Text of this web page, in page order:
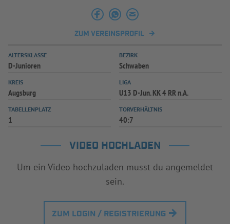
ZUM VEREINSPROFIL
ALTERSKLASSE
D-Junioren
BEZIRK
Schwaben
KREIS
Augsburg
LIGA
U13 D-Jun. KK 4 RR n.A.
TABELLENPLATZ
1
TORVERHÄLTNIS
40:7
VIDEO HOCHLADEN
Um ein Video hochzuladen musst du angemeldet
sein.
ZUM LOGIN / REGISTRIERUNG